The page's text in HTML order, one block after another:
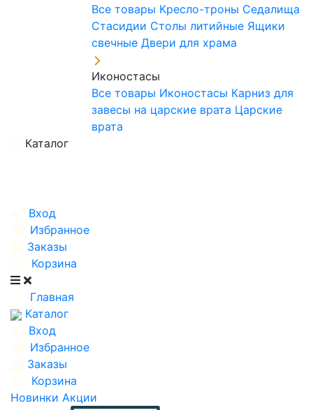
Все товары Кресло-троны Седалища
Стасидии Столы литийные Ящики
свечные Двери для храма
Иконостасы
Все товары Иконостасы Карниз для
завесы на царские врата Царские
врата
Каталог
Вход
Избранное
Заказы
Корзина
Главная
Каталог
Вход
Избранное
Заказы
Корзина
Новинки Акции